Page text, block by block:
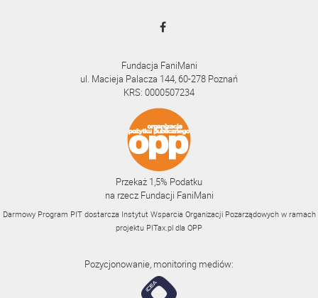
Fundacja FaniMani
ul. Macieja Palacza 144, 60-278 Poznań
KRS: 0000507234
Przekaż 1,5% Podatku
na rzecz Fundacji FaniMani
Darmowy Program PIT dostarcza Instytut Wsparcia Organizacji Pozarządowych w ramach
projektu PITax.pl dla OPP
Pozycjonowanie, monitoring mediów: